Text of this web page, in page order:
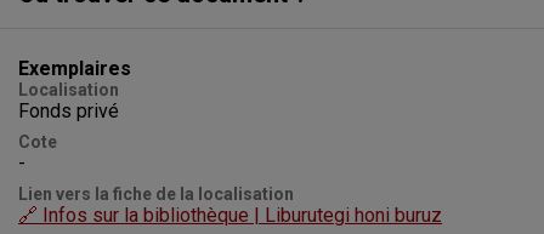
Exemplaires
Localisation
Fonds privé
Cote
-
Lien vers la fiche de la localisation
🔗 Infos sur la bibliothèque | Liburutegi honi buruz